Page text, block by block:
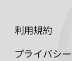
利用規約
プライバシ